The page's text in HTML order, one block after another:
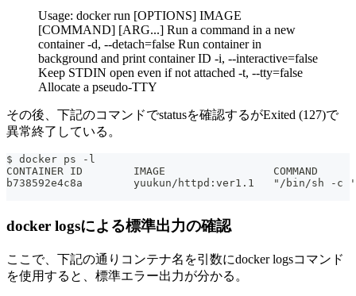
Usage: docker run [OPTIONS] IMAGE
[COMMAND] [ARG...] Run a command in a new
container -d, --detach=false Run container in
background and print container ID -i, --interactive=false
Keep STDIN open even if not attached -t, --tty=false
Allocate a pseudo-TTY
その後、下記のコマンドでstatusを確認するがExited (127)で
異常終了している。
$ docker ps -l
CONTAINER ID        IMAGE
b738592e4c8a        yuukun/httpd:ver1.1   "/bin/sh
docker logsによる標準出力の確認
ここで、下記の通りコンテナ名を引数にdocker logsコマンド
を使用すると、標準エラー出力が分かる。